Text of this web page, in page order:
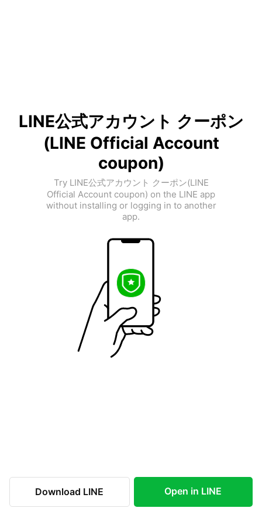
LINE公式アカウント クーポン
(LINE Official Account
coupon)
Try LINE公式アカウント クーポン(LINE
Official Account coupon) on the LINE app
without installing or logging in to another
app.
Download LINE Open in LINE